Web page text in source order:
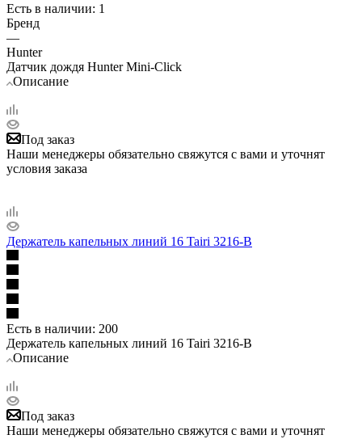
Есть в наличии: 1
Бренд
—
Hunter
Датчик дождя Hunter Mini-Click
Описание
Под заказ
Наши менеджеры обязательно свяжутся с вами и уточнят
условия заказа
Держатель капельных линий 16 Tairi 3216-B
Есть в наличии: 200
Держатель капельных линий 16 Tairi 3216-B
Описание
Под заказ
Наши менеджеры обязательно свяжутся с вами и уточнят